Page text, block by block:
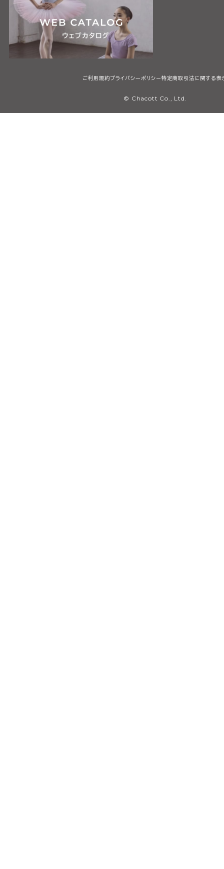
ご利用規約プライバシーポリシー特定商取引法に関する表
© Chacott Co., Ltd.